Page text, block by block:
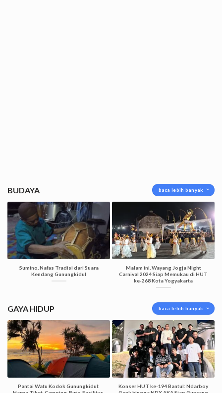
BUDAYA baca lebih banyak
Sumino, Nafas Tradisi dari Suara
Kendang Gunungkidul
Malam ini, Wayang Jogja Night
Carnival 2024 Siap Memukau di HUT
ke-268 Kota Yogyakarta
GAYA HIDUP baca lebih banyak
Pantai Watu Kodok Gunungkidul:
Konser HUT ke-194 Bantul: Ndarboy